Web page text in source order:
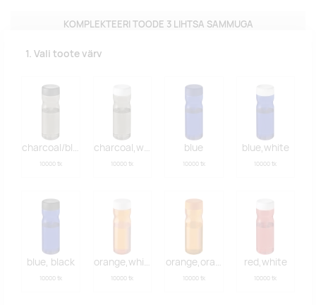
KOMPLEKTEERI TOODE 3 LIHTSA SAMMUGA
1. Vali toote värv
charcoal/black
10000 tk
charcoal,white
10000 tk
blue
10000 tk
blue,white
10000 tk
blue, black
10000 tk
orange,white
10000 tk
orange,orange
10000 tk
red,white
10000 tk